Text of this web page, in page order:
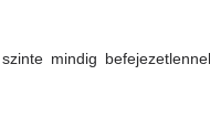
mindig